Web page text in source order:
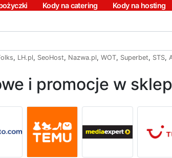
Kody na catering Kody na hosting
, LH.pl, SeoHost, Nazwa.pl, WOT, Superbet, STS,
i promocje w